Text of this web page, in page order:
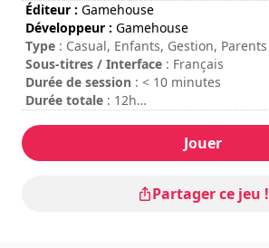
Éditeur : Gamehouse
Développeur : Gamehouse
Type : Casual, Enfants, Gestion, Parents
Sous-titres / Interface : Français
Durée de session : < 10 minutes
Durée totale : 12h
Jouer
Partager ce jeu !